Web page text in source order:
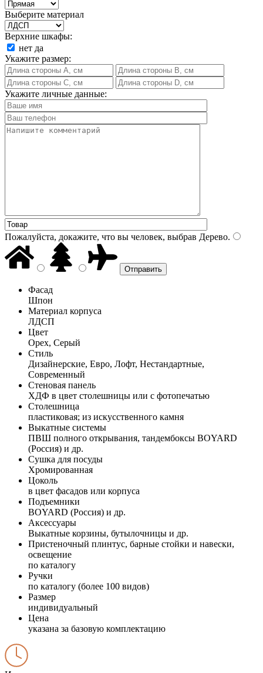
Выберите материал
Верхние шкафы:
нет да
Укажите размер:
Укажите личные данные:
Пожалуйста, докажите, что вы человек, выбрав Дерево.
Фасад
Шпон
Материал корпуса
ЛДСП
Цвет
Орех, Серый
Стиль
Дизайнерские, Евро, Лофт, Нестандартные,
Современный
Стеновая панель
ХДФ в цвет столешницы или с фотопечатью
Столешница
пластиковая; из искусственного камня
Выкатные системы
ПВШ полного открывания, тандембоксы BOYARD
(Россия) и др.
Сушка для посуды
Хромированная
Цоколь
в цвет фасадов или корпуса
Подъемники
BOYARD (Россия) и др.
Аксессуары
Выкатные корзины, бутылочницы и др.
Пристеночный плинтус, барные стойки и навески,
освещение
по каталогу
Ручки
по каталогу (более 100 видов)
Размер
индивидуальный
Цена
указана за базовую комплектацию